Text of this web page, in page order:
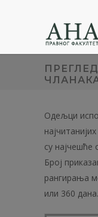
Одељци
су најчешће
Број
рангирања
или 360 дана.